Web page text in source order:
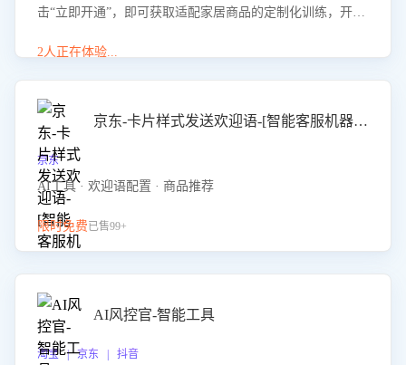
击“立即开通”，即可获取适配家居商品的定制化训练，开启
能、尺寸参数咨询等高频场景下的专业应对能力。
2人正在体验...
京东-卡片样式发送欢迎语-[智能客服机器人]
京东
AI工具 · 欢迎语配置 · 商品推荐
限时免费已售99+
AI风控官-智能工具
淘宝 | 京东 | 抖音